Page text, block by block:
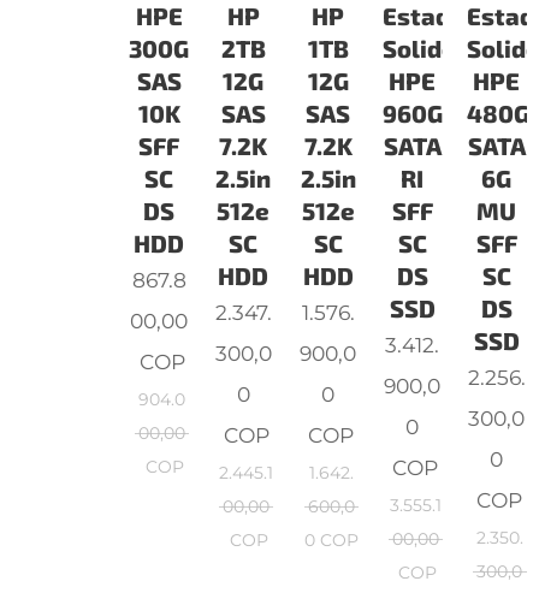
HPE
300GB
SAS
10K
SFF
SC
DS
HDD
867.8
00,00
COP
904.0
00,00
COP
HP
2TB
12G
SAS
7.2K
2.5in
512e
SC
HDD
2.347.
300,0
0
COP
2.445.1
00,00
COP
HP
1TB
12G
SAS
7.2K
2.5in
512e
SC
HDD
1.576.
900,0
0
COP
1.642.
600,0
0COP
Estado
Solido
HPE
960GB
SATA
RI
SFF
SC
DS
SSD
3.412.
900,0
0
COP
3.555.1
00,00
COP
Solido
HPE
SATA
6G
MU
SFF
SC
DS
SSD
2.256.
300,0
0
COP
2.350.
300,0